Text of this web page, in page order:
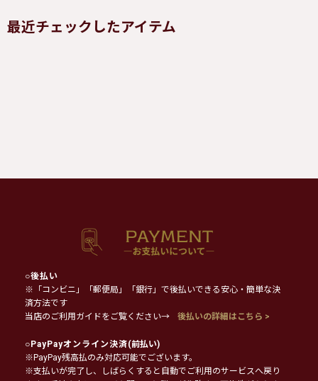
最近チェックしたアイテム
○後払い
※「コンビニ」「郵便局」「銀行」で後払いできる安心・簡単な決
済方法です
当店のご利用ガイドをご覧ください→
後払いの詳細はこちら >
○PayPayオンライン決済(前払い)
※PayPay残高払のみ対応可能でございます。
※支払いが完了し、しばらくすると自動でご利用のサービスへ戻り